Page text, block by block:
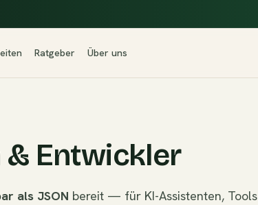
Ratgeber Über uns
& Entwickler
als JSON bereit — für KI-Assistenten, Tools